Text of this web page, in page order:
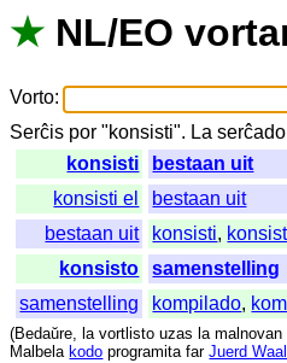
★ NL/EO
Vorto:
Serĉis por "konsisti". La serĉado
konsisti
bestaan uit
konsisti el
bestaan uit
bestaan uit
konsisti,
konsisto
samenstelling
samenstelling
kompilado,
(Bedaŭre, la vortlisto uzas la malnovan
Malbela kodo programita far Juerd